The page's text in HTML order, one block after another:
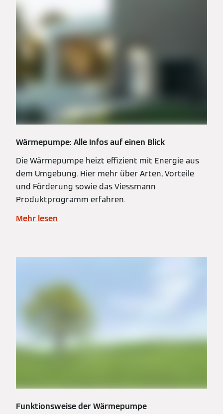
Wärmepumpe: Alle Infos auf einen Blick
Die Wärmepumpe heizt effizient mit Energie aus
dem Umgebung. Hier mehr über Arten, Vorteile
und Förderung sowie das Viessmann
Produktprogramm erfahren.
Mehr lesen
Funktionsweise der Wärmepumpe